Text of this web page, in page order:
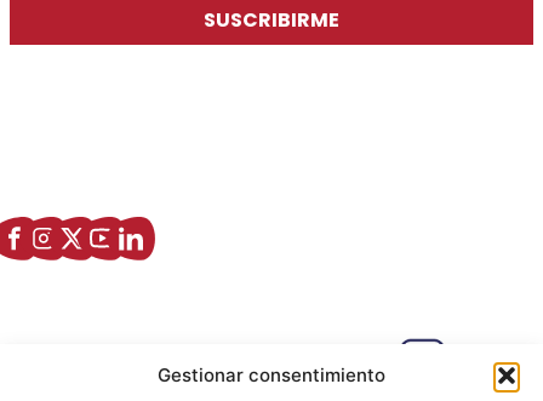
Gestionar consentimiento
SUSCRIBIRME
Hiberus Ecosystem Lab 50009 –